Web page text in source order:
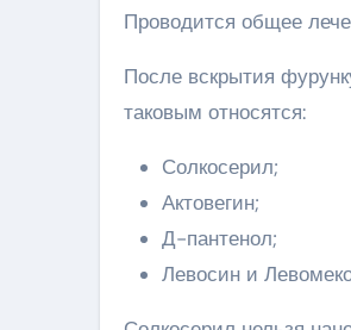
Проводится общее
После вскрытия
таковым относятся:
Солкосерил;
Актовегин;
Д-пантенол;
Левосин и